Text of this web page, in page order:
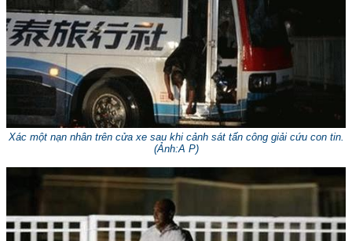
Xác một nạn nhân trên cửa xe sau khi cảnh sát tấn công giải cứu con tin.
(Ảnh:A P)